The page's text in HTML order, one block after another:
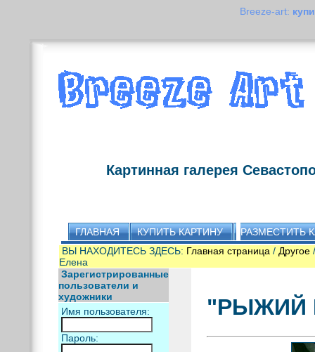
Breeze-art:
Картинная галерея
ГЛАВНАЯ КУПИТЬ КАРТИНУ
РАЗМЕСТИТЬ
ВЫ НАХОДИТЕСЬ ЗДЕСЬ: Главная страница / Другое
Елена
Зарегистрированные
пользователи и
художники
Имя пользователя:
Пароль:
"РЫЖИЙ